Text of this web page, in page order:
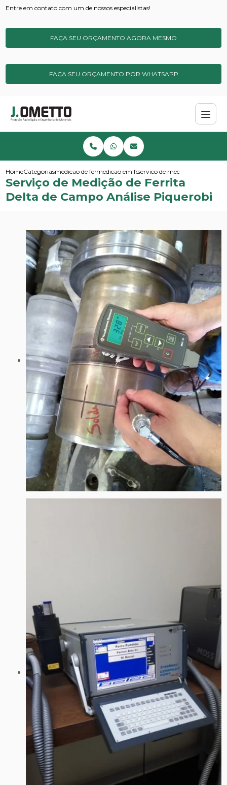
Entre em contato com um de nossos especialistas!
FAÇA SEU ORÇAMENTO AGORA MESMO
FAÇA SEU ORÇAMENTO POR WHATSAPP
HomeCategoriasmedicao de ferritamedicao em ferrita deltaservico de medicao de ferrita
Serviço de Medição de Ferrita
Delta de Campo Análise Piquerobi